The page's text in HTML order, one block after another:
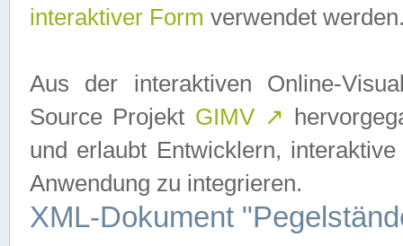
interaktiver Form verwendet
Aus der interaktiven Online-
Source Projekt GIMV ↗
und erlaubt Entwicklern,
Anwendung zu integrieren.
XML-Dokument